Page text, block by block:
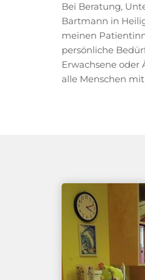
Bei Beratung,
Bartmann in
meinen
persönliche
Erwachsene
alle Menschen